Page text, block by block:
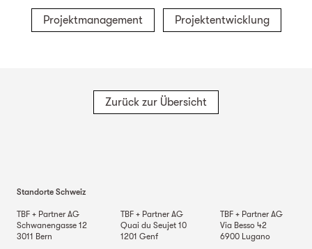
Projektmanagement Projektentwicklung
Zurück zur Übersicht
Standorte Schweiz
TBF + Partner AG
Schwanengasse 12
3011 Bern
TBF + Partner AG
Quai du Seujet 10
1201 Genf
TBF + Partner AG
Via Besso 42
6900 Lugano